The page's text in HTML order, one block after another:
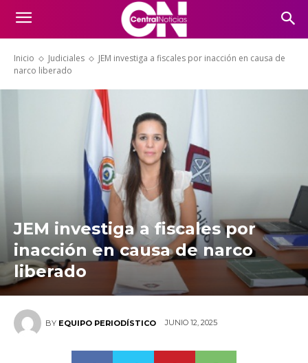
Inicio Judiciales
JEM investiga a fiscales por inacción en causa de
narco liberado
JEM investiga a fiscales por
inacción en causa de narco
liberado
BY EQUIPO PERIODÍSTICO JUNIO 12, 2025